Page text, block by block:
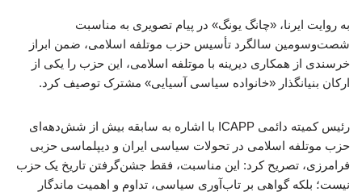
به روایت ایرنا، «چانگ یونگ» در پیام تصویری به مناسبت
شصت‌وسومین سالگرد تأسیس حزب موتلفه اسلامی، ضمن ابراز
خرسندی از همکاری دیرینه با موتلفه اسلامی، این حزب را یکی از
ارکان بنیانگذار «خانواده سیاسی آسیایی» مشترک توصیف کرد.
رئیس کمیته دائمی ICAPP با اشاره به سابقه بیش از شش‌دهه‌ای
حزب موتلفه اسلامی در تحولات سیاسی ایران و دیپلماسی حزبی
فرامرزی، تصریح کرد: این مناسبت، فقط جشن‌گرفتن تاریخ یک حزب
نیست؛ بلکه گواهی بر تاب‌آوری سیاسی، تداوم و اهمیت ماندگار